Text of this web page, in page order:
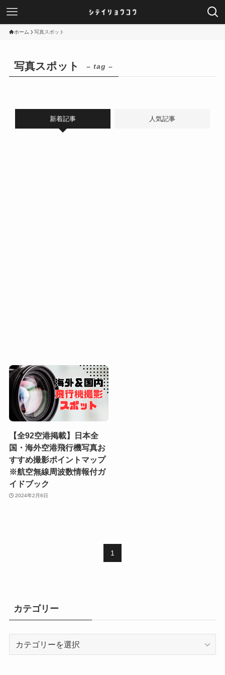
ホーム 写真スポット
写真スポット – tag –
新着記事 人気記事
【全92空港掲載】日本全
国・海外空港飛行機写真お
すすめ撮影ポイントマップ
※航空無線周波数情報付ガ
イドブック
2024年2月6日
1
カテゴリー